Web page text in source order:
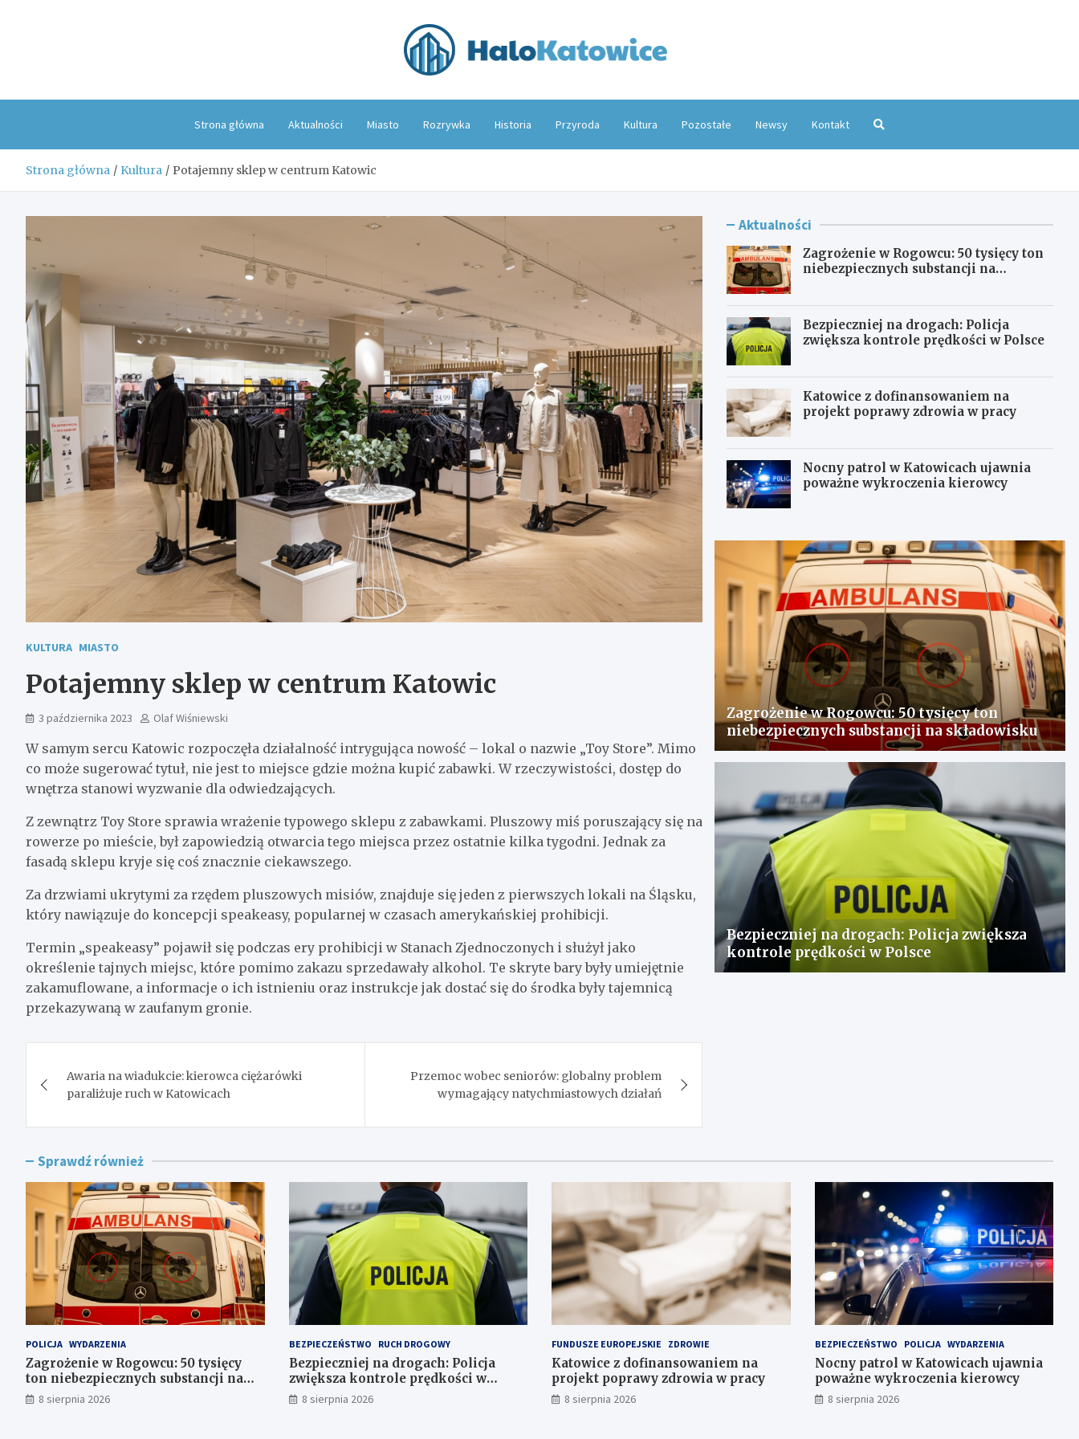
Strona główna Aktualności Miasto Rozrywka Historia Przyroda Kultura Pozostałe Newsy Kontakt
Strona główna Kultura Potajemny sklep w centrum Katowic
KULTURA MIASTO
Potajemny sklep w centrum Katowic
3 października 2023 Olaf Wiśniewski
W samym sercu Katowic rozpoczęła działalność intrygująca nowość – lokal o nazwie „Toy Store”. Mimo
co może sugerować tytuł, nie jest to miejsce gdzie można kupić zabawki. W rzeczywistości, dostęp do
wnętrza stanowi wyzwanie dla odwiedzających.
Z zewnątrz Toy Store sprawia wrażenie typowego sklepu z zabawkami. Pluszowy miś poruszający się na
rowerze po mieście, był zapowiedzią otwarcia tego miejsca przez ostatnie kilka tygodni. Jednak za
fasadą sklepu kryje się coś znacznie ciekawszego.
Za drzwiami ukrytymi za rzędem pluszowych misiów, znajduje się jeden z pierwszych lokali na Śląsku,
który nawiązuje do koncepcji speakeasy, popularnej w czasach amerykańskiej prohibicji.
Termin „speakeasy” pojawił się podczas ery prohibicji w Stanach Zjednoczonych i służył jako
określenie tajnych miejsc, które pomimo zakazu sprzedawały alkohol. Te skryte bary były umiejętnie
zakamuflowane, a informacje o ich istnieniu oraz instrukcje jak dostać się do środka były tajemnicą
przekazywaną w zaufanym gronie.
wpisu
Awaria na wiadukcie: kierowca ciężarówki
paraliżuje ruch w Katowicach
Przemoc wobec seniorów: globalny problem
wymagający natychmiastowych działań
Aktualności
Zagrożenie w Rogowcu: 50 tysięcy ton
niebezpiecznych substancji na
Bezpieczniej na drogach: Policja
zwiększa kontrole prędkości w Polsce
Katowice z dofinansowaniem na
projekt poprawy zdrowia w pracy
Nocny patrol w Katowicach ujawnia
poważne wykroczenia kierowcy
Zagrożenie w Rogowcu: 50 tysięcy ton
niebezpiecznych substancji na składowisku
Bezpieczniej na drogach: Policja zwiększa
kontrole prędkości w Polsce
Sprawdź również
POLICJA WYDARZENIA
Zagrożenie w Rogowcu: 50 tysięcy
ton niebezpiecznych substancji na
składowisku
8 sierpnia 2026
BEZPIECZEŃSTWO RUCH DROGOWY
Bezpieczniej na drogach: Policja
zwiększa kontrole prędkości w
Polsce
8 sierpnia 2026
FUNDUSZE EUROPEJSKIE ZDROWIE
Katowice z dofinansowaniem na
projekt poprawy zdrowia w pracy
8 sierpnia 2026
BEZPIECZEŃSTWO POLICJA WYDARZENIA
Nocny patrol w Katowicach ujawnia
poważne wykroczenia kierowcy
8 sierpnia 2026